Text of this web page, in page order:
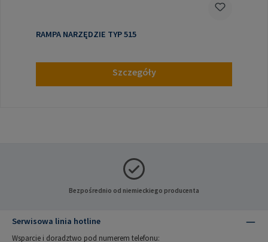
RAMPA NARZĘDZIE TYP 515
Szczegóły
Bezpośrednio od niemieckiego producenta
Serwisowa linia hotline
Wsparcie i doradztwo pod numerem telefonu: